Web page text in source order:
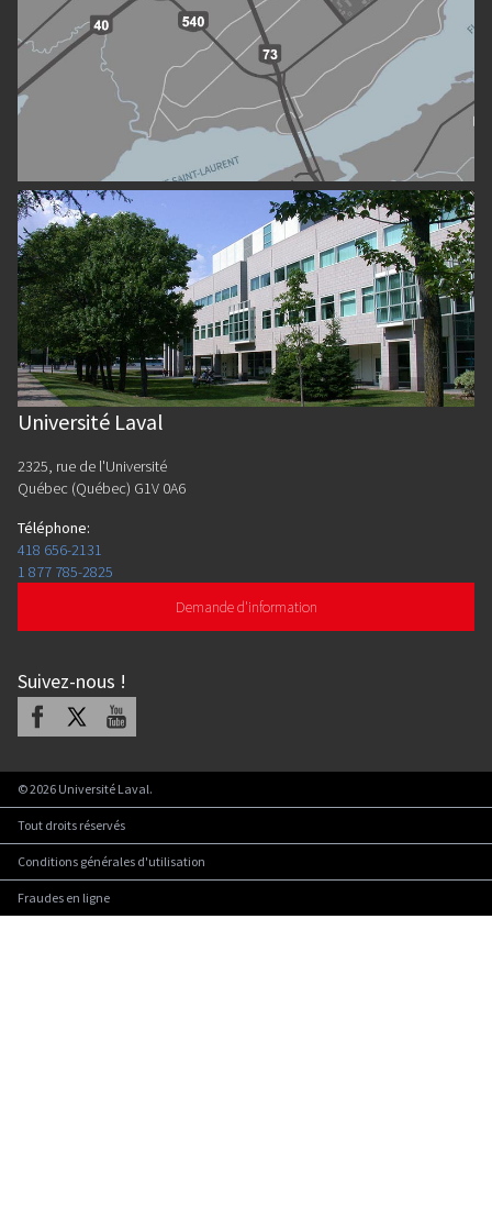
Université Laval
2325, rue de l'Université
Québec (Québec) G1V 0A6
Téléphone:
418 656-2131
1 877 785-2825
Demande d'information
Suivez-nous !
Facebook Youtube
©2026 Université Laval.
Tout droits réservés
Conditions générales d'utilisation
Fraudes en ligne